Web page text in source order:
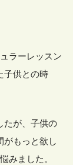
ラーレッスン
子供との時
たが、子供の
がもっと欲し
みました。